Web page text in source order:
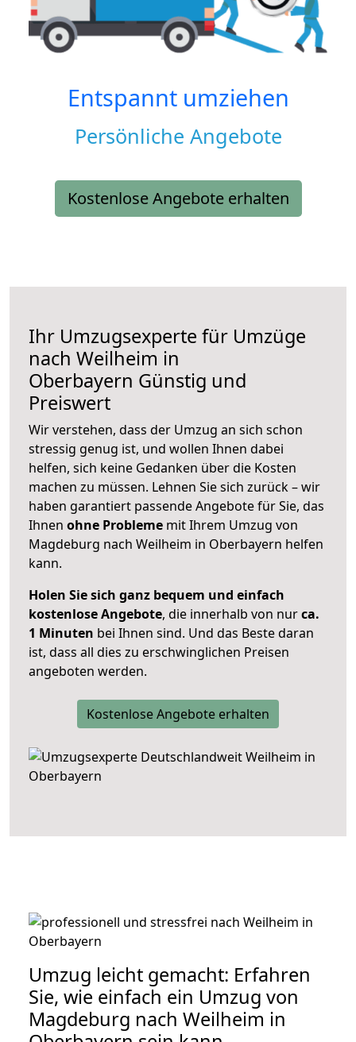
Entspannt umziehen
Persönliche Angebote
Kostenlose Angebote erhalten
Ihr Umzugsexperte für Umzüge
nach Weilheim in
Oberbayern Günstig und
Preiswert
Wir verstehen, dass der Umzug an sich schon
stressig genug ist, und wollen Ihnen dabei
helfen, sich keine Gedanken über die Kosten
machen zu müssen. Lehnen Sie sich zurück – wir
haben garantiert passende Angebote für Sie, das
Ihnen ohne Probleme mit Ihrem Umzug von
Magdeburg nach Weilheim in Oberbayern helfen
kann.
Holen Sie sich ganz bequem und einfach
kostenlose Angebote, die innerhalb von nurca.
1 Minuten bei Ihnen sind. Und das Beste daran
ist, dass all dies zu erschwinglichen Preisen
angeboten werden.
Kostenlose Angebote erhalten
Umzug leicht gemacht: Erfahren
Sie, wie einfach ein Umzug von
Magdeburg nach Weilheim in